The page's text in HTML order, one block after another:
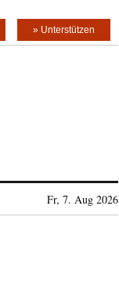
» Unterstützen
Fr, 7. Aug 2026